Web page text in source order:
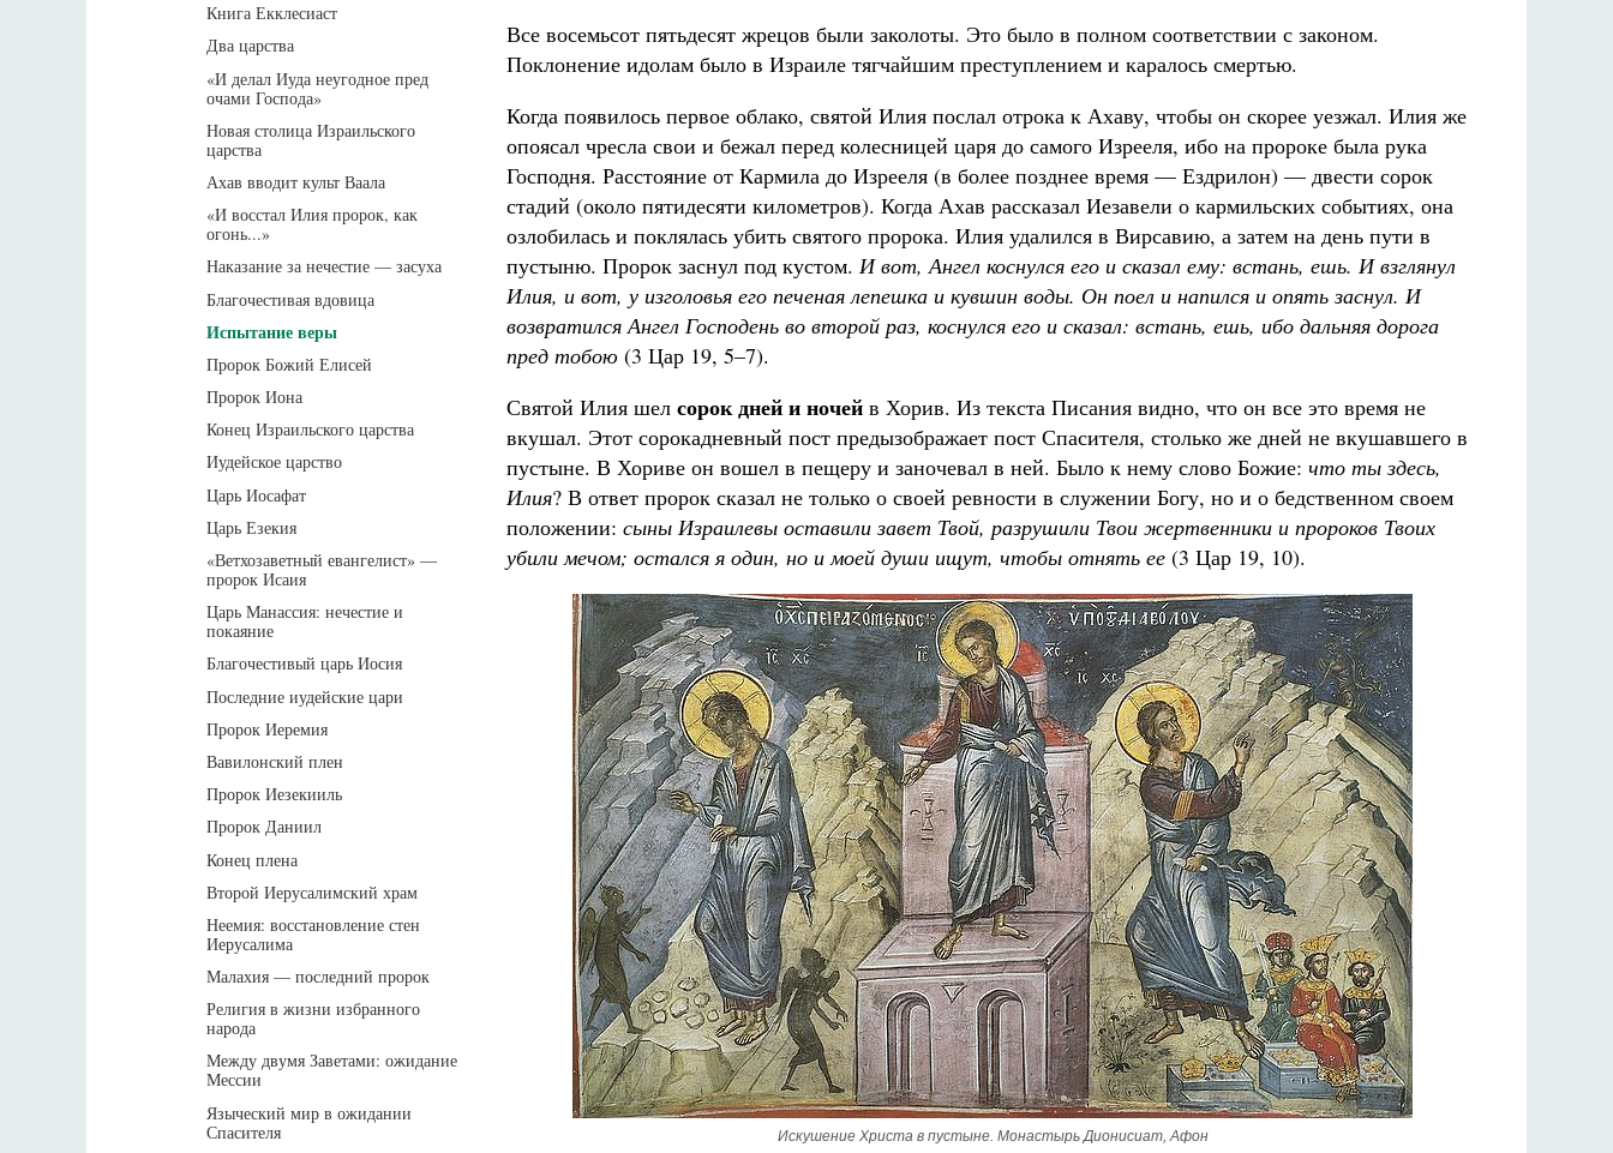
Все восемьсот пятьдесят жрецов были заколоты. Это было в полном соответствии с законом.
Поклонение идолам было в Израиле тягчайшим преступлением и каралось смертью.
Когда появилось первое облако, святой Илия послал отрока к Ахаву, чтобы он скорее уезжал. Илия же
опоясал чресла свои и бежал перед колесницей царя до самого Изрееля, ибо на пророке была рука
Господня. Расстояние от Кармила до Изрееля (в более позднее время — Ездрилон) — двести сорок
стадий (около пятидесяти километров). Когда Ахав рассказал Иезавели о кармильских событиях, она
озлобилась и поклялась убить святого пророка. Илия удалился в Вирсавию, а затем на день пути в
пустыню. Пророк заснул под кустом. И вот, Ангел коснулся его и сказал ему: встань, ешь. И взглянул
Илия, и вот, у изголовья его печеная лепешка и кувшин воды. Он поел и напился и опять заснул. И
возвратился Ангел Господень во второй раз, коснулся его и сказал: встань, ешь, ибо дальняя дорога
пред тобою (3 Цар 19, 5–7).
Святой Илия шел сорок дней и ночей в Хорив. Из текста Писания видно, что он все это время не
вкушал. Этот сорокадневный пост предызображает пост Спасителя, столько же дней не вкушавшего в
пустыне. В Хориве он вошел в пещеру и заночевал в ней. Было к нему слово Божие: что ты здесь,
Илия? В ответ пророк сказал не только о своей ревности в служении Богу, но и о бедственном своем
положении: сыны Израилевы оставили завет Твой, разрушили Твои жертвенники и пророков Твоих
убили мечом; остался я один, но и моей души ищут, чтобы отнять ее (3 Цар 19, 10).
Искушение Христа в пустыне. Монастырь Дионисиат, Афон
Книга Екклесиаст
Два царства
«И делал Иуда неугодное пред
очами Господа»
Новая столица Израильского
царства
Ахав вводит культ Ваала
«И восстал Илия пророк, как
огонь...»
Наказание за нечестие — засуха
Благочестивая вдовица
Испытание веры
Пророк Божий Елисей
Пророк Иона
Конец Израильского царства
Иудейское царство
Царь Иосафат
Царь Езекия
«Ветхозаветный евангелист» —
пророк Исаия
Царь Манассия: нечестие и
покаяние
Благочестивый царь Иосия
Последние иудейские цари
Пророк Иеремия
Вавилонский плен
Пророк Иезекииль
Пророк Даниил
Конец плена
Второй Иерусалимский храм
Неемия: восстановление стен
Иерусалима
Малахия — последний пророк
Религия в жизни избранного
народа
Между двумя Заветами: ожидание
Мессии
Языческий мир в ожидании
Спасителя